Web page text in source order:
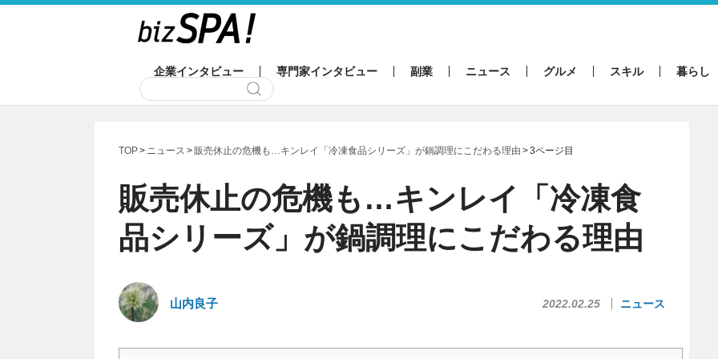
企業インタビュー 専門家インタビュー 副業 ニュース グルメ スキル 暮らし
TOP ニュース 販売休止の危機も…キンレイ「冷凍食品シリーズ」が鍋調理にこだわる理由 3ページ目
販売休止の危機も…キンレイ「冷凍食
品シリーズ」が鍋調理にこだわる理由
山内良子 2022.02.25 ニュース